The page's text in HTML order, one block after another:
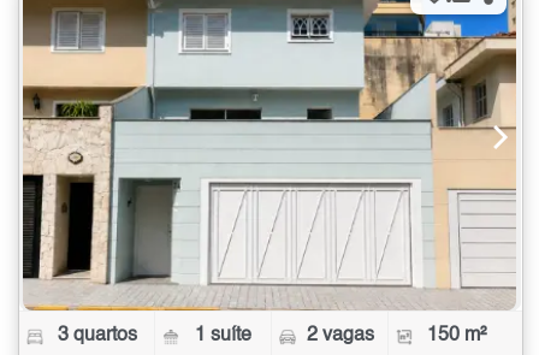
3 quartos 1 suíte 2 vagas 150 m²